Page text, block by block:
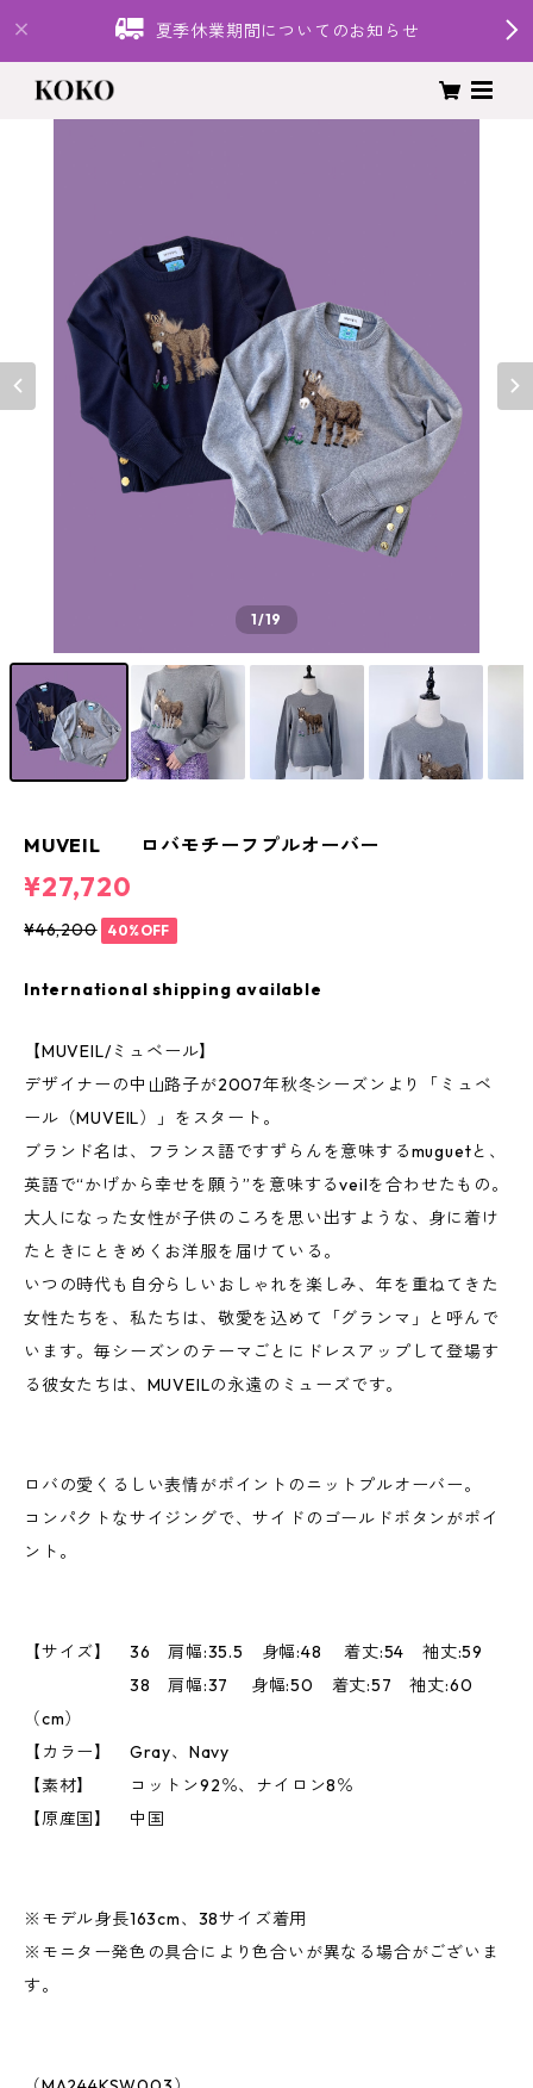
夏季休業期間についてのお知らせ
1/19
MUVEIL ロバモチーフプルオーバー
¥27,720
¥46,200 40%OFF
International shipping available
【MUVEIL/ミュベール】
デザイナーの中山路子が2007年秋冬シーズンより「ミュベ
ール（MUVEIL）」をスタート。
ブランド名は、フランス語ですずらんを意味するmuguetと、
英語で“かげから幸せを願う”を意味するveilを合わせたもの。
大人になった女性が子供のころを思い出すような、身に着け
たときにときめくお洋服を届けている。
いつの時代も自分らしいおしゃれを楽しみ、年を重ねてきた
女性たちを、私たちは、敬愛を込めて「グランマ」と呼んで
います。毎シーズンのテーマごとにドレスアップして登場す
る彼女たちは、MUVEILの永遠のミューズです。
ロバの愛くるしい表情がポイントのニットプルオーバー。
コンパクトなサイジングで、サイドのゴールドボタンがポイ
ント。
【サイズ】 36 肩幅:35.5 身幅:48 着丈:54 袖丈:59
38 肩幅:37 身幅:50 着丈:57 袖丈:60
（cm）
【カラー】 Gray、Navy
【素材】 コットン92％、ナイロン8％
【原産国】 中国
※モデル身長163cm、38サイズ着用
※モニター発色の具合により色合いが異なる場合がございま
す。